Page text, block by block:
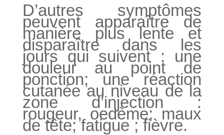
D’autres symptômes
peuvent apparaître de
manière plus lente et
disparaître dans les
jours qui suivent : une
douleur au point de
ponction; une réaction
cutanée au niveau de la
zone d’injection :
rougeur, oedème; maux
de tête; fatigue ; fièvre.